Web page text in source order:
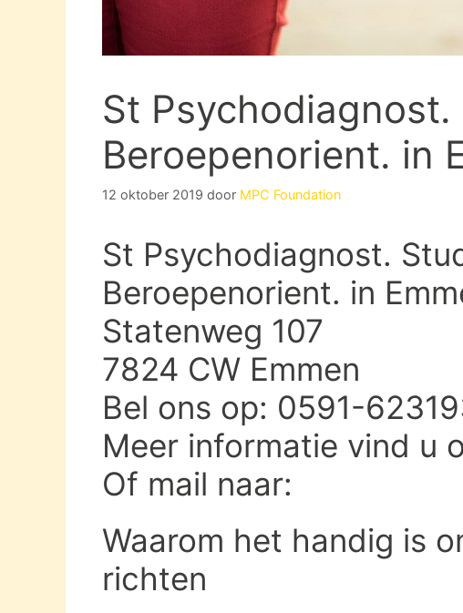
St
Beroepenorient. in
12 oktober 2019 door MPC Foundation
St Psychodiagnost.
Beroepenorient. in
Statenweg 107
7824 CW Emmen
Bel ons op: 0591-
Meer informatie vind u
Of mail naar:
Waarom het handig is
richten